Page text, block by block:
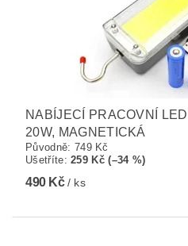
NABÍJECÍ PRACOVNÍ
20W, MAGNETICKÁ
Původně: 749 Kč
Ušetříte:259 Kč (–34 %)
490 Kč/ ks